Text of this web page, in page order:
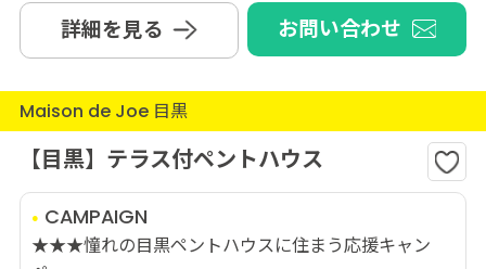
詳細を見る お問い合わせ
Maison de Joe 目黒
【目黒】テラス付ペントハウス
CAMPAIGN
★★★憧れの目黒ペントハウスに住まう応援キャン